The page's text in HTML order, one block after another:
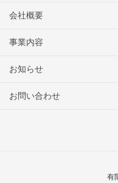
会社概要
事業内容
お知らせ
お問い合わせ
有